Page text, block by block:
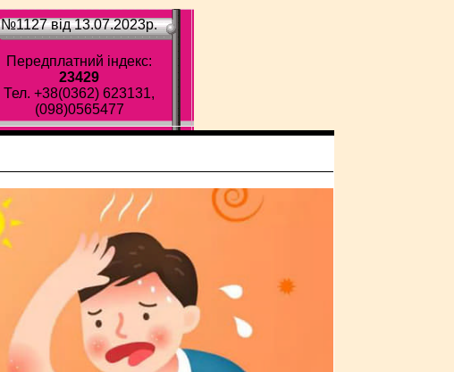
№1127 від 13.07.2023p.
Передплатний індекс:
23429
Тел. +38(0362) 623131,
(098)0565477